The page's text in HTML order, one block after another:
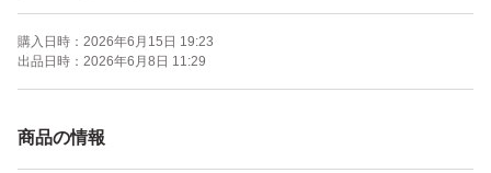
購入日時： 2026年6月15日 19:23
出品日時： 2026年6月8日 11:29
商品の情報